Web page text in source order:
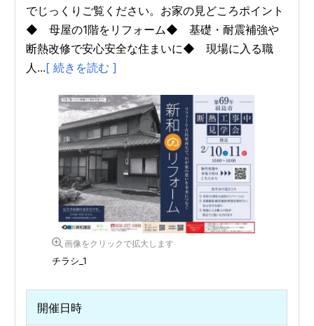
でじっくりご覧ください。お家の見どころポイント
◆ 母屋の1階をリフォーム◆ 基礎・耐震補強や
断熱改修で安心安全な住まいに◆ 現場に入る職
人...[ 続きを読む ]
画像をクリックで拡大します
チラシ_1
開催日時